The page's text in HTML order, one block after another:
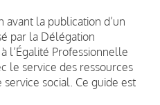
avant la publication d’un
par la Délégation
l’Égalité Professionnelle
le service des ressources
social. Ce guide est